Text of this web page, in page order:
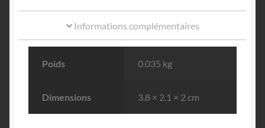
Informations complémentaires
Poids 0.035 kg
Dimensions 3.8 × 2.1 × 2 cm